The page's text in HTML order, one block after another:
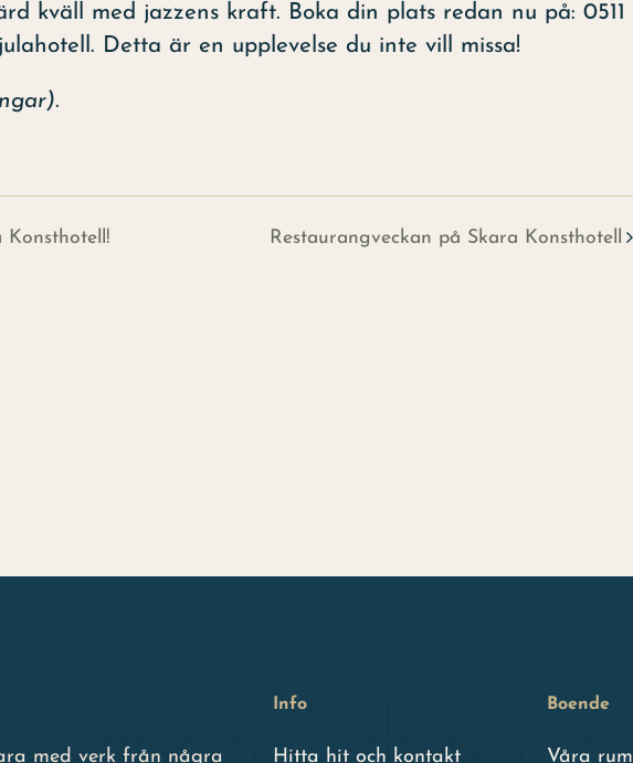
kväll med jazzens kraft. Boka din plats redan nu på: 0511
Detta är en upplevelse du inte vill missa!
Konsthotell! Restaurangveckan på Skara Konsthotell
med verk från några
Info
Hitta hit och kontakt
Boende
Våra rum